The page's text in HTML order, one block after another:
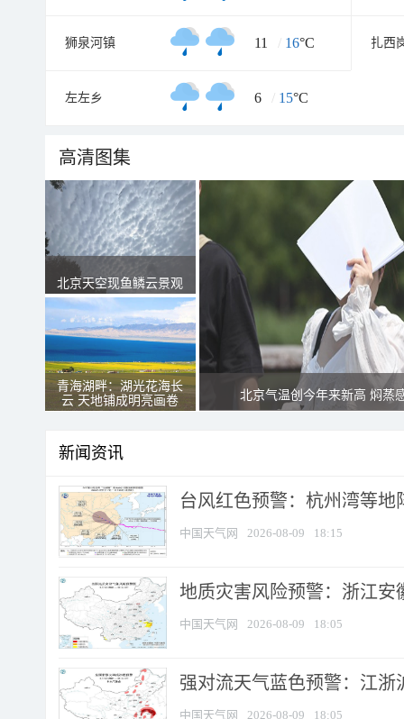
狮泉河镇 11 / 16°C 扎西
左左乡 6 / 15°C
高清图集
北京天空现鱼鳞云景观
青海湖畔：湖光花海长
云 天地铺成明亮画卷
北京气温创今年来新高 焖蒸
新闻资讯
台风红色预警：杭州湾等地
中国天气网 2026-08-09 18:15
地质灾害风险预警：浙江安
中国天气网 2026-08-09 18:05
强对流天气蓝色预警：江浙
中国天气网 2026-08-09 18:05